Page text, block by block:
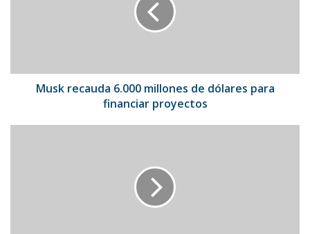
proyectos
Musk recauda 6.000 millones de dólares para
financiar proyectos